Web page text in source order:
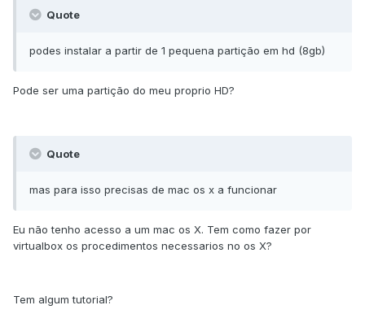
Quote
podes instalar a partir de 1 pequena partição em hd (8gb)
Pode ser uma partição do meu proprio HD?
Quote
mas para isso precisas de mac os x a funcionar
Eu não tenho acesso a um mac os X. Tem como fazer por
virtualbox os procedimentos necessarios no os X?
Tem algum tutorial?